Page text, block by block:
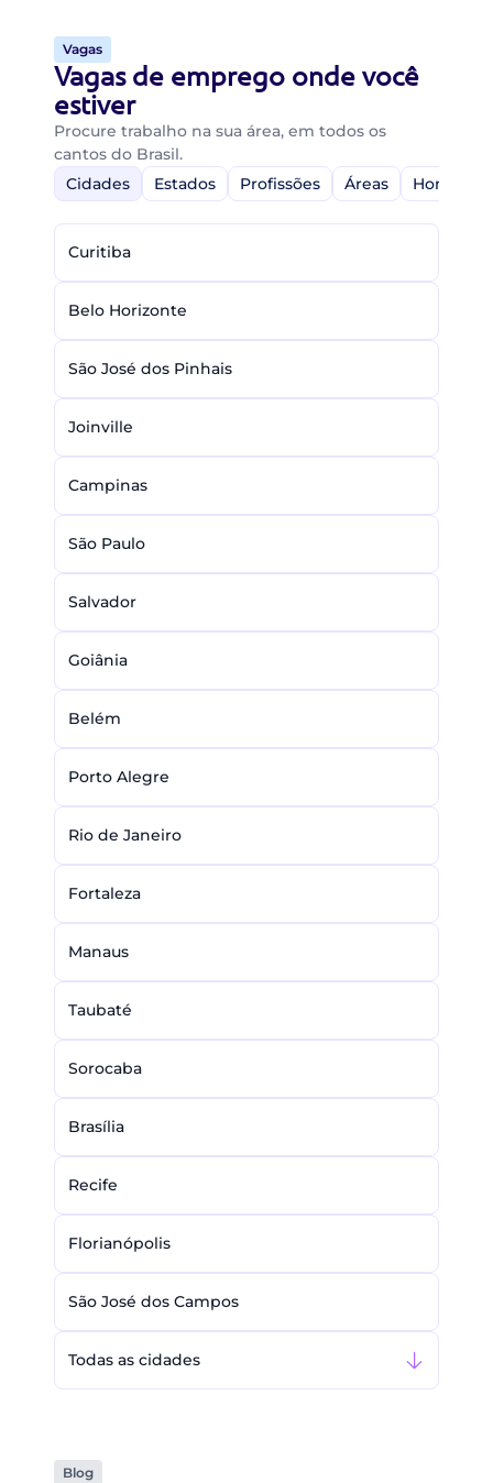
Vagas
Vagas de emprego onde você
estiver
Procure trabalho na sua área, em todos os
cantos do Brasil.
Cidades
Estados Profissões Áreas Home-
Curitiba
Belo Horizonte
São José dos Pinhais
Joinville
Campinas
São Paulo
Salvador
Goiânia
Belém
Porto Alegre
Rio de Janeiro
Fortaleza
Manaus
Taubaté
Sorocaba
Brasília
Recife
Florianópolis
São José dos Campos
Todas as cidades
Blog